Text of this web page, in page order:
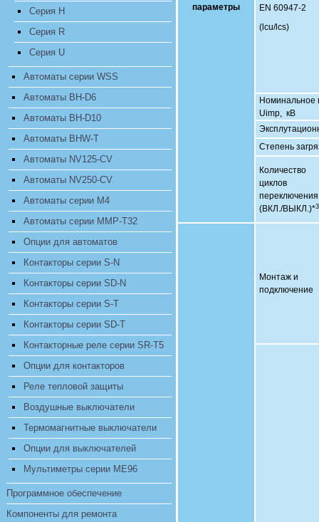
Cерия H
Cерия R
Cерия U
Автоматы серии WSS
Автоматы BH-D6
Автоматы BH-D10
Автоматы BHW-T
Автоматы NV125-CV
Автоматы NV250-CV
Автоматы серии M4
Автоматы серии MMP-T32
Опции для автоматов
Контакторы серии S-N
Контакторы серии SD-N
Контакторы серии S-T
Контакторы серии SD-T
Контакторные реле серии SR-T5
Опции для контакторов
Реле тепловой защиты
Воздушные выключатели
Термомагнитные выключатели
Опции для выключателей
Мультиметры серии ME96
Программное обеспечение
Компоненты для ремонта
параметры
EN 60947-2
(lcu/lcs)
Номинальное
Uimp, кВ
Степень
Количество
циклов
переключения
(ВКЛ./ВЫКЛ.)*3
Монтаж и
подключение